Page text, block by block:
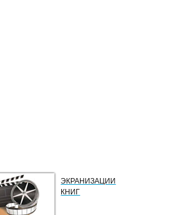
ЭКРАНИЗАЦИИ
КНИГ